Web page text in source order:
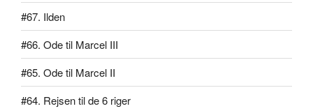
#67. Ilden
#66. Ode til Marcel III
#65. Ode til Marcel II
#64. Rejsen til de 6 riger